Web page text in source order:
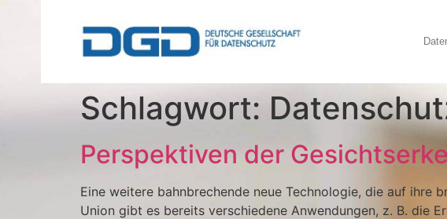
Schlagwort:
Perspektiven der
Eine weitere bahnbrechende neue Technologie, die auf ihre
Union gibt es bereits verschiedene Anwendungen, z. B. die